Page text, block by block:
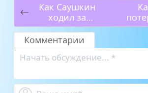
Как Саушкин
ходил за
спичками
Комментарии